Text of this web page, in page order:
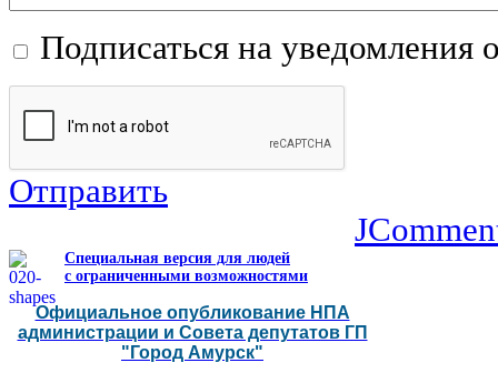
Подписаться на уведомления
Отправить
Специальная версия для людей
с ограниченными возможностями
Официальное опубликование НПА
администрации и Совета депутатов ГП
"Город Амурск"